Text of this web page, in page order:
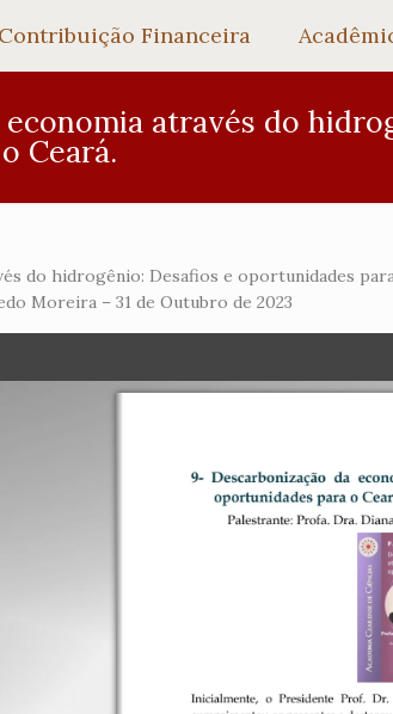
Contribuição Financeira
através do
Ceará.
do hidrogênio: Desafios e oportunidades
Moreira – 31 de Outubro de 2023